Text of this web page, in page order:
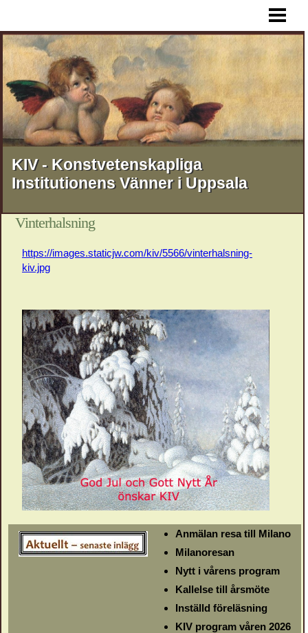
AKTUELLT
FÖREDRAG
RESOR
STIPENDIER
MEDLEMSSKAP
KONTAKT
OM KIV
KIV - Konstvetenskapliga
Institutionens Vänner i Uppsala
Vinterhalsning
https://images.staticjw.com/kiv/5566/vinterhalsning-
kiv.jpg
Anmälan resa till Milano
Milanoresan
Nytt i vårens program
Kallelse till årsmöte
Inställd föreläsning
KIV program våren 2026